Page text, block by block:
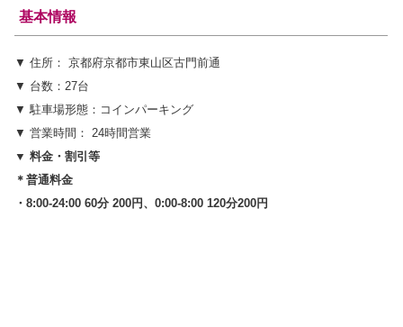
基本情報
▼ 住所： 京都府京都市東山区古門前通
▼ 台数：27台
▼ 駐車場形態：コインパーキング
▼ 営業時間： 24時間営業
▼ 料金・割引等
＊普通料金
・8:00-24:00 60分 200円、0:00-8:00 120分200円